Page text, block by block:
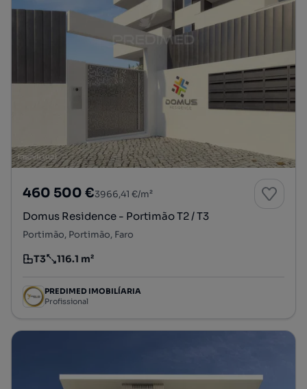
460 500 €3966,41 €/m²
Domus Residence - Portimão T2 / T3
Portimão, Portimão, Faro
Tipologia
T3
Preço por metro quadrado
116.1 m²
PREDIMED IMOBILÍARIA
Profissional